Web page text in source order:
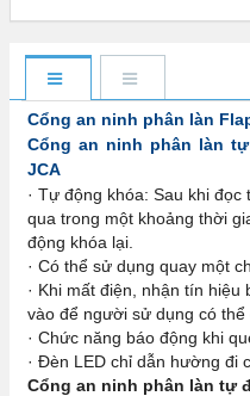
Cổng an ninh phân làn
Cổng an ninh phân làn tự
JCA
· Tự động khóa: Sau khi
qua trong một khoảng thời
động khóa lại.
· Có thể sử dụng quay một
· Khi mất điện, nhận tín
vào để người sử dụng có thể
· Chức năng báo động khi
· Đèn LED chỉ dẫn hường đi
Cổng an ninh phân làn tự